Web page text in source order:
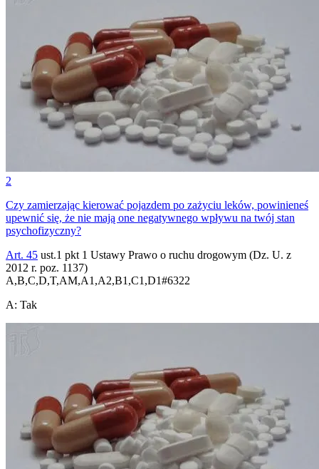
2
Czy zamierzając kierować pojazdem po zażyciu leków, powinieneś
upewnić się, że nie mają one negatywnego wpływu na twój stan
psychofizyczny?
Art. 45 ust.1 pkt 1 Ustawy Prawo o ruchu drogowym (Dz. U. z
2012 r. poz. 1137)
A,B,C,D,T,AM,A1,A2,B1,C1,D1#6322
A: Tak